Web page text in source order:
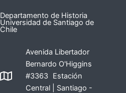
Departamento de Historia
Universidad de Santiago de
Chile
Avenida Libertador
Bernardo O'Higgins
#3363 Estación
Central | Santiago -